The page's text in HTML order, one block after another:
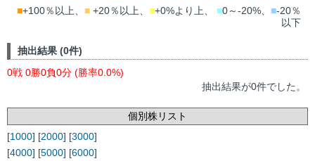
■+100％以上、 ■ +20％以上、 ■+0%より上、 ■0～-20%、 ■-20％
以下
抽出結果 (0件)
0戦 0勝0負0分 (勝率0.0%)
抽出結果が0件でした。
個別株リスト
[1000] [2000] [3000]
[4000] [5000] [6000]